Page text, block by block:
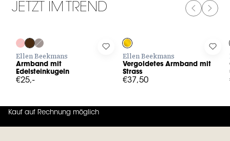
JETZT IM TREND
in to add Armband mit Edelsteinkugeln to your wishlist
Ellen Beekmans
Armband mit
Edelsteinkugeln
€25,-
Log in to add Vergoldetes
Ellen Beekmans
Vergoldetes Armband mit
Strass
€37,50
Log
Kauf auf Rechnung möglich
4.7 von 5 (130 Bewertungen